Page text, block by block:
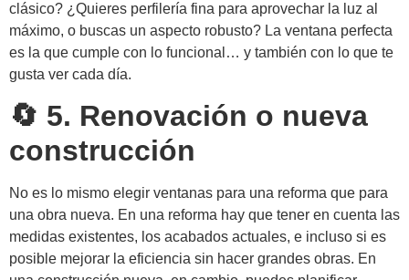
clásico? ¿Quieres perfilería fina para aprovechar la luz al
máximo, o buscas un aspecto robusto? La ventana perfecta
es la que cumple con lo funcional… y también con lo que te
gusta ver cada día.
🔄 5. Renovación o nueva
construcción
No es lo mismo elegir ventanas para una reforma que para
una obra nueva. En una reforma hay que tener en cuenta las
medidas existentes, los acabados actuales, e incluso si es
posible mejorar la eficiencia sin hacer grandes obras. En